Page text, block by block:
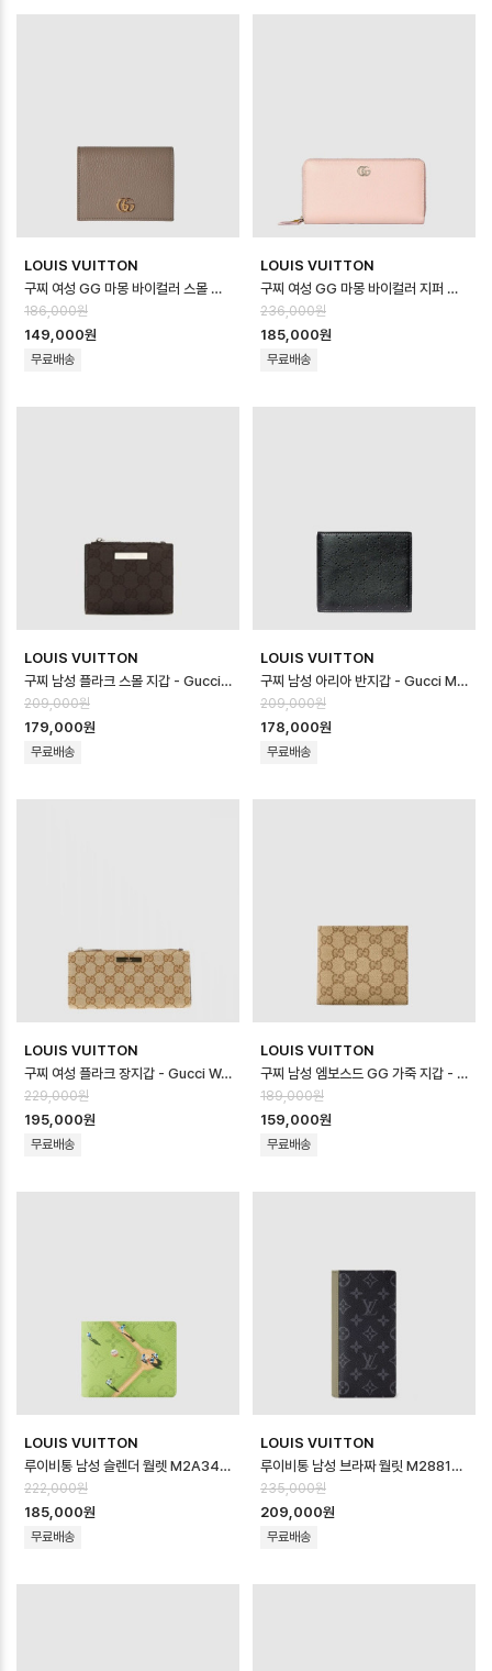
LOUIS VUITTON
구찌 여성 GG 마몽 바이컬러 스몰 지갑 - Gucci Womens GG Marmont B…
186,000원
149,000원
무료배송
LOUIS VUITTON
구찌 여성 GG 마몽 바이컬러 지퍼 지갑 - Gucci Womens GG Marmont B…
236,000원
185,000원
무료배송
LOUIS VUITTON
구찌 남성 플라크 스몰 지갑 - Gucci Mens Plaque Small Wallet -…
209,000원
179,000원
무료배송
LOUIS VUITTON
구찌 남성 아리아 반지갑 - Gucci Mens Aria Wallet - guw1042x
209,000원
178,000원
무료배송
LOUIS VUITTON
구찌 여성 플라크 장지갑 - Gucci Womens Plaque Long Wallet - …
229,000원
195,000원
무료배송
LOUIS VUITTON
구찌 남성 엠보스드 GG 가죽 지갑 - Gucci Mens Embossed GG Leath…
189,000원
159,000원
무료배송
LOUIS VUITTON
루이비통 남성 슬렌더 월렛 M2A341 - Louis vuitton Mens Slender…
222,000원
185,000원
무료배송
LOUIS VUITTON
루이비통 남성 브라짜 월릿 M28815 - Louis vuitton Mens Brazza …
235,000원
209,000원
무료배송